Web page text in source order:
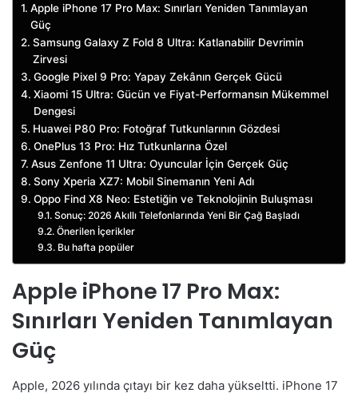
Apple iPhone 17 Pro Max: Sınırları Yeniden Tanımlayan
Güç
Samsung Galaxy Z Fold 8 Ultra: Katlanabilir Devrimin
Zirvesi
Google Pixel 9 Pro: Yapay Zekânın Gerçek Gücü
Xiaomi 15 Ultra: Gücün ve Fiyat-Performansın Mükemmel
Dengesi
Huawei P80 Pro: Fotoğraf Tutkunlarının Gözdesi
OnePlus 13 Pro: Hız Tutkunlarına Özel
Asus Zenfone 11 Ultra: Oyuncular İçin Gerçek Güç
Sony Xperia XZ7: Mobil Sinemanın Yeni Adı
Oppo Find X8 Neo: Estetiğin ve Teknolojinin Buluşması
Sonuç: 2026 Akıllı Telefonlarında Yeni Bir Çağ Başladı
Önerilen İçerikler
Bu hafta popüler
Apple iPhone 17 Pro Max:
Sınırları Yeniden Tanımlayan
Güç
Apple, 2026 yılında çıtayı bir kez daha yükseltti. iPhone 17